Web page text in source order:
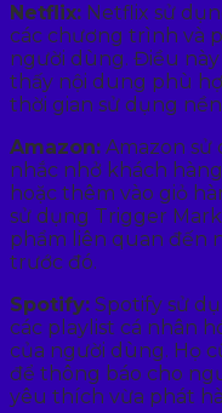
Netflix: Netflix sử
các chương trình và
người dùng. Điều
thấy nội dung phù
thời gian sử dụng
Amazon: Amazon
nhắc nhở khách
hoặc thêm vào giỏ
sử dụng Trigger
phẩm liên quan đến
trước đó.
Spotify: Spotify sử
các playlist cá nhân
của người dùng. Họ
để thông báo cho
yêu thích vừa phát